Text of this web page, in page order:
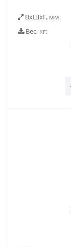
ВxШxГ, мм:
Вес, кг: